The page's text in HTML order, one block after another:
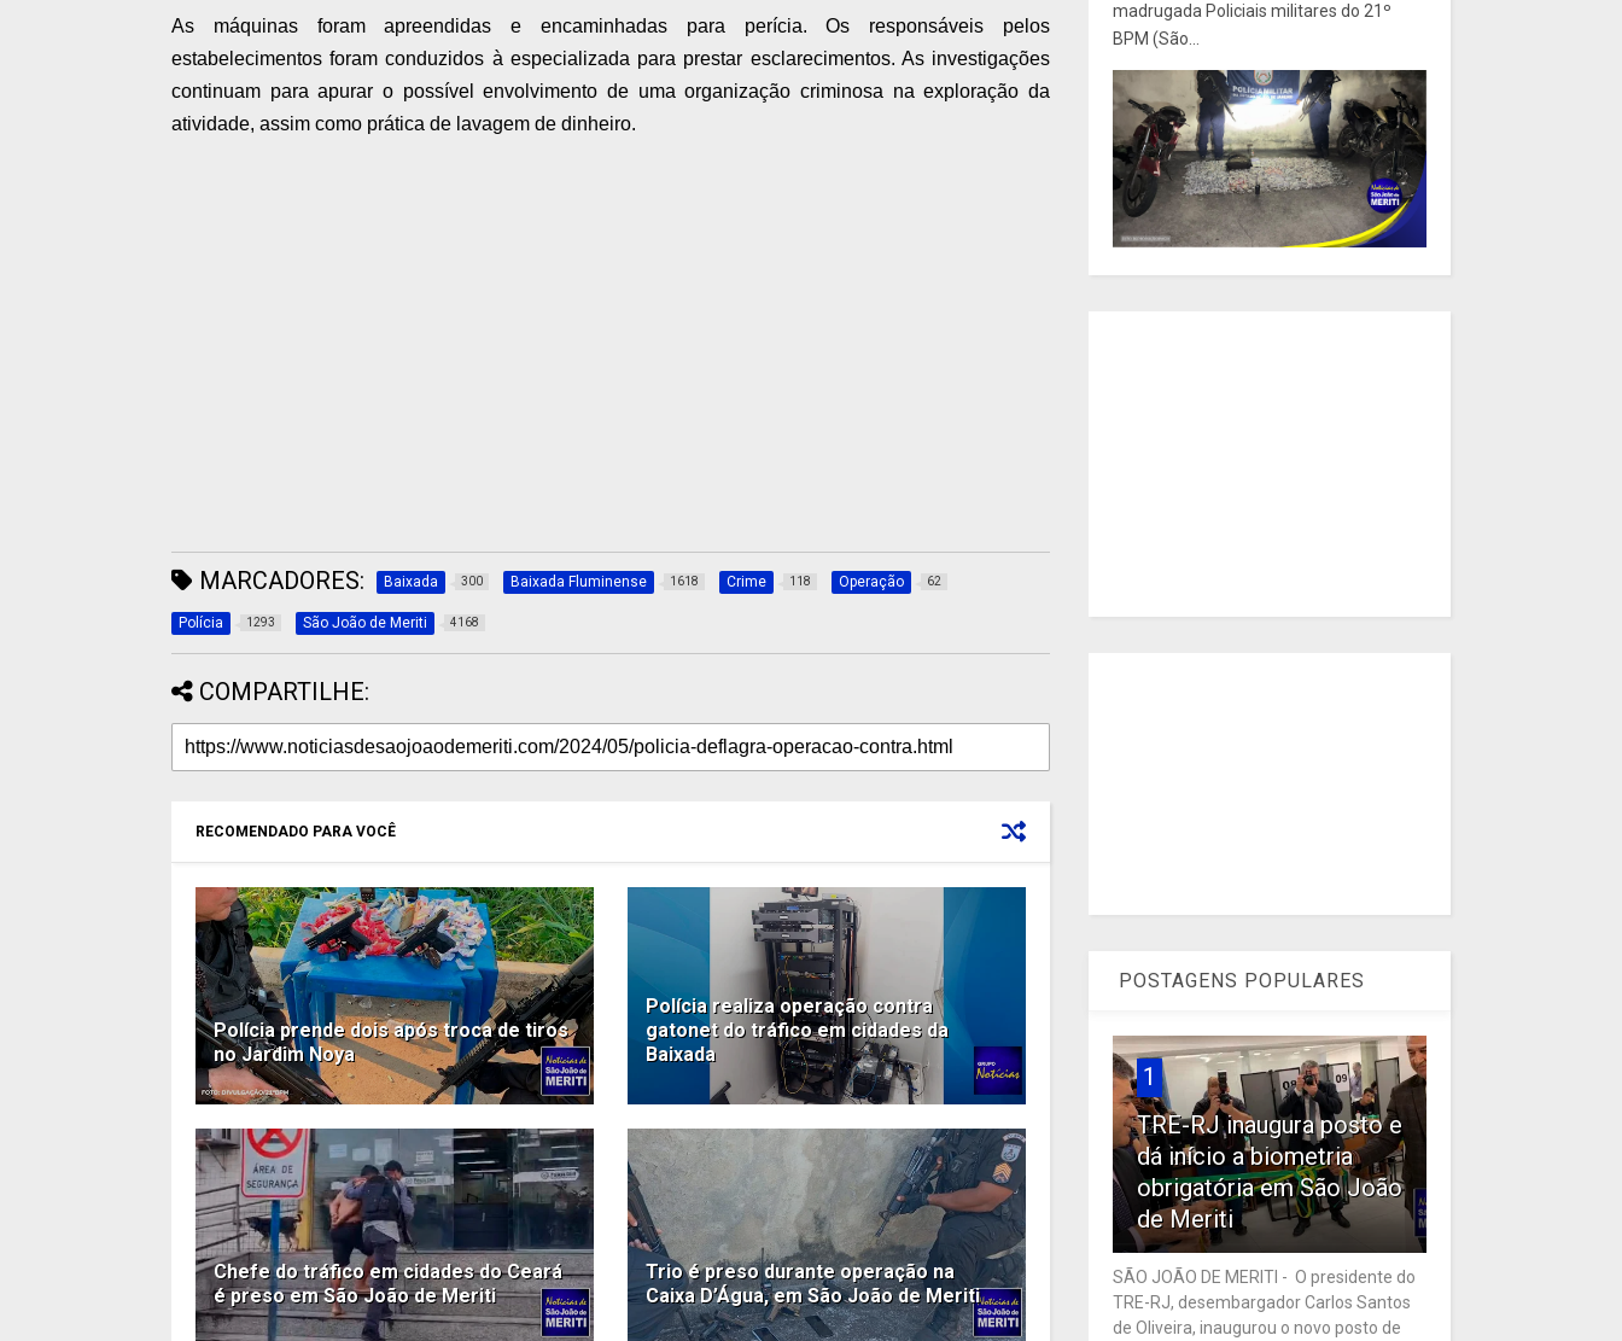
As máquinas foram apreendidas e encaminhadas para perícia. Os responsáveis pelos
estabelecimentos foram conduzidos à especializada para prestar esclarecimentos. As investigações
continuam para apurar o possível envolvimento de uma organização criminosa na exploração da
atividade, assim como prática de lavagem de dinheiro.
MARCADORES: Baixada 300 Baixada Fluminense 1618 Crime 118 Operação 62
Polícia 1293 São João de Meriti 4168
COMPARTILHE:
RECOMENDADO PARA VOCÊ
Polícia prende dois após troca de tiros
no Jardim Noya
Polícia realiza operação contra
gatonet do tráfico em cidades da
Baixada
Chefe do tráfico em cidades do Ceará
é preso em São João de Meriti
Trio é preso durante operação na
Caixa D’Água, em São João de Meriti
madrugada Policiais militares do 21º
BPM (São...
POSTAGENS POPULARES
1
TRE-RJ inaugura posto e
dá início a biometria
obrigatória em São João
de Meriti
SÃO JOÃO DE MERITI - O presidente do
TRE-RJ, desembargador Carlos Santos
de Oliveira, inaugurou o novo posto de